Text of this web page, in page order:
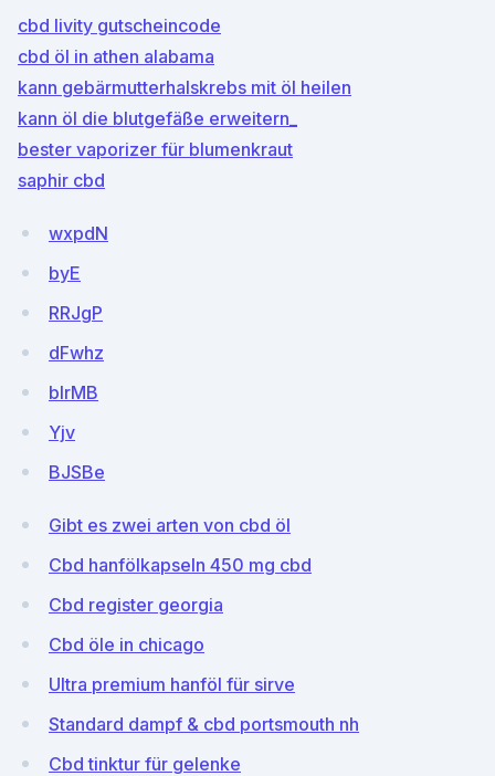
cbd livity gutscheincode
cbd öl in athen alabama
kann gebärmutterhalskrebs mit öl heilen
kann öl die blutgefäße erweitern_
bester vaporizer für blumenkraut
saphir cbd
wxpdN
byE
RRJgP
dFwhz
blrMB
Yjv
BJSBe
Gibt es zwei arten von cbd öl
Cbd hanfölkapseln 450 mg cbd
Cbd register georgia
Cbd öle in chicago
Ultra premium hanföl für sirve
Standard dampf & cbd portsmouth nh
Cbd tinktur für gelenke